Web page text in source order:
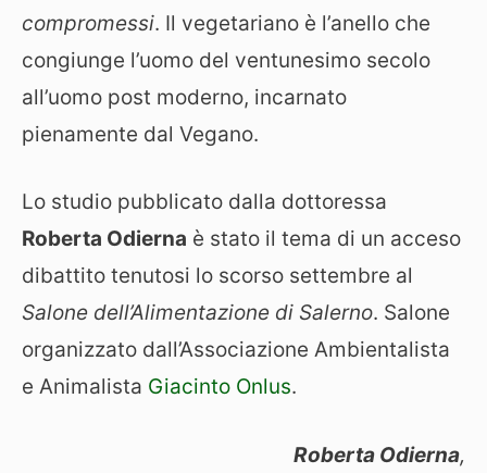
compromessi. Il vegetariano è l’anello che
congiunge l’uomo del ventunesimo secolo
all’uomo post moderno, incarnato
pienamente dal Vegano.
Lo studio pubblicato dalla dottoressa
Roberta Odierna è stato il tema di un acceso
dibattito tenutosi lo scorso settembre al
Salone dell’Alimentazione di Salerno. Salone
organizzato dall’Associazione Ambientalista
e Animalista Giacinto Onlus.
Roberta Odierna,